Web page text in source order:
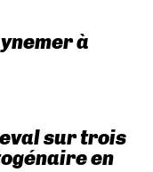
à
sur trois
en